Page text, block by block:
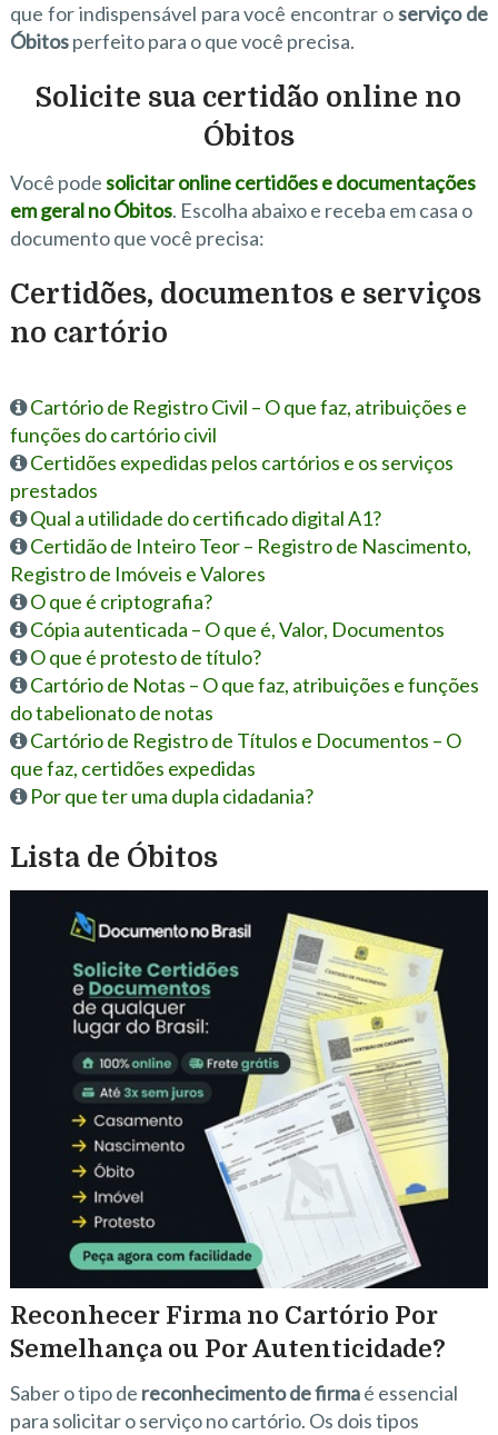
que for indispensável para você encontrar oserviço de
Óbitosperfeito para o que você precisa.
Solicite sua certidão online no
Óbitos
Você podesolicitar online certidões e documentações
em geral no Óbitos. Escolha abaixo e receba em casa o
documento que você precisa:
Certidões, documentos e serviços
no cartório
Cartório de Registro Civil – O que faz, atribuições e
funções do cartório civil
Certidões expedidas pelos cartórios e os serviços
prestados
Qual a utilidade do certificado digital A1?
Certidão de Inteiro Teor – Registro de Nascimento,
Registro de Imóveis e Valores
O que é criptografia?
Cópia autenticada – O que é, Valor, Documentos
O que é protesto de título?
Cartório de Notas – O que faz, atribuições e funções
do tabelionato de notas
Cartório de Registro de Títulos e Documentos – O
que faz, certidões expedidas
Por que ter uma dupla cidadania?
Lista de Óbitos
Reconhecer Firma no Cartório Por
Semelhança ou Por Autenticidade?
Saber o tipo de reconhecimento de firmaé essencial
para solicitar o serviço no cartório. Os dois tipos